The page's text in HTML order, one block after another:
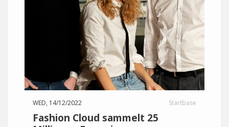
WED, 14/12/2022 Startbase
Fashion Cloud sammelt 25